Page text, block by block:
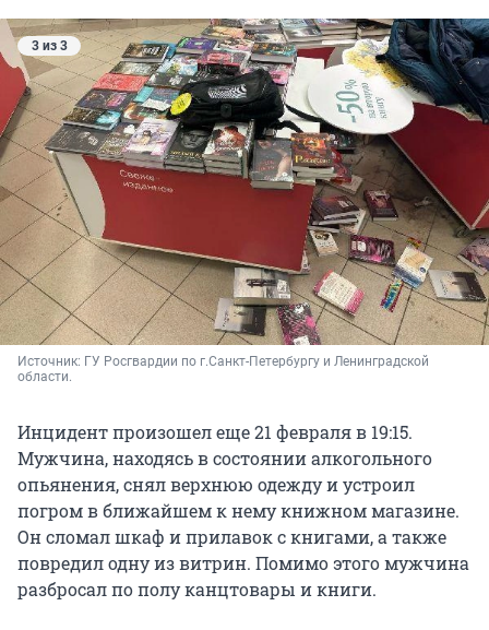
3 из 3
Источник: ГУ Росгвардии по г.Санкт-Петербургу и Ленинградской
области.
Инцидент произошел еще 21 февраля в 19:15.
Мужчина, находясь в состоянии алкогольного
опьянения, снял верхнюю одежду и устроил
погром в ближайшем к нему книжном магазине.
Он сломал шкаф и прилавок с книгами, а также
повредил одну из витрин. Помимо этого мужчина
разбросал по полу канцтовары и книги.